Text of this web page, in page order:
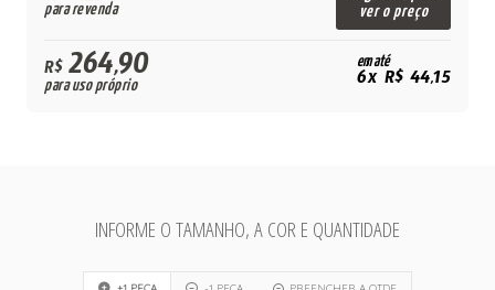
para revenda
ver o preço
R$264,90
para uso próprio
em até
6x R$ 44,15
INFORME O TAMANHO, A COR E QUANTIDADE